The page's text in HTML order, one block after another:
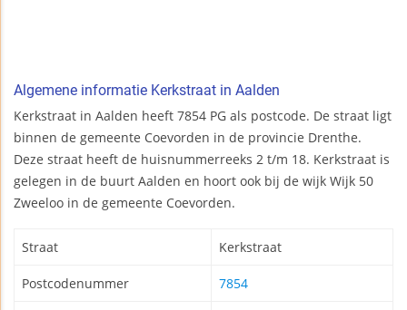
Algemene informatie Kerkstraat in Aalden
Kerkstraat in Aalden heeft 7854 PG als postcode. De straat ligt
binnen de gemeente Coevorden in de provincie Drenthe.
Deze straat heeft de huisnummerreeks 2 t/m 18. Kerkstraat is
gelegen in de buurt Aalden en hoort ook bij de wijk Wijk 50
Zweeloo in de gemeente Coevorden.
Straat Kerkstraat
Postcodenummer 7854